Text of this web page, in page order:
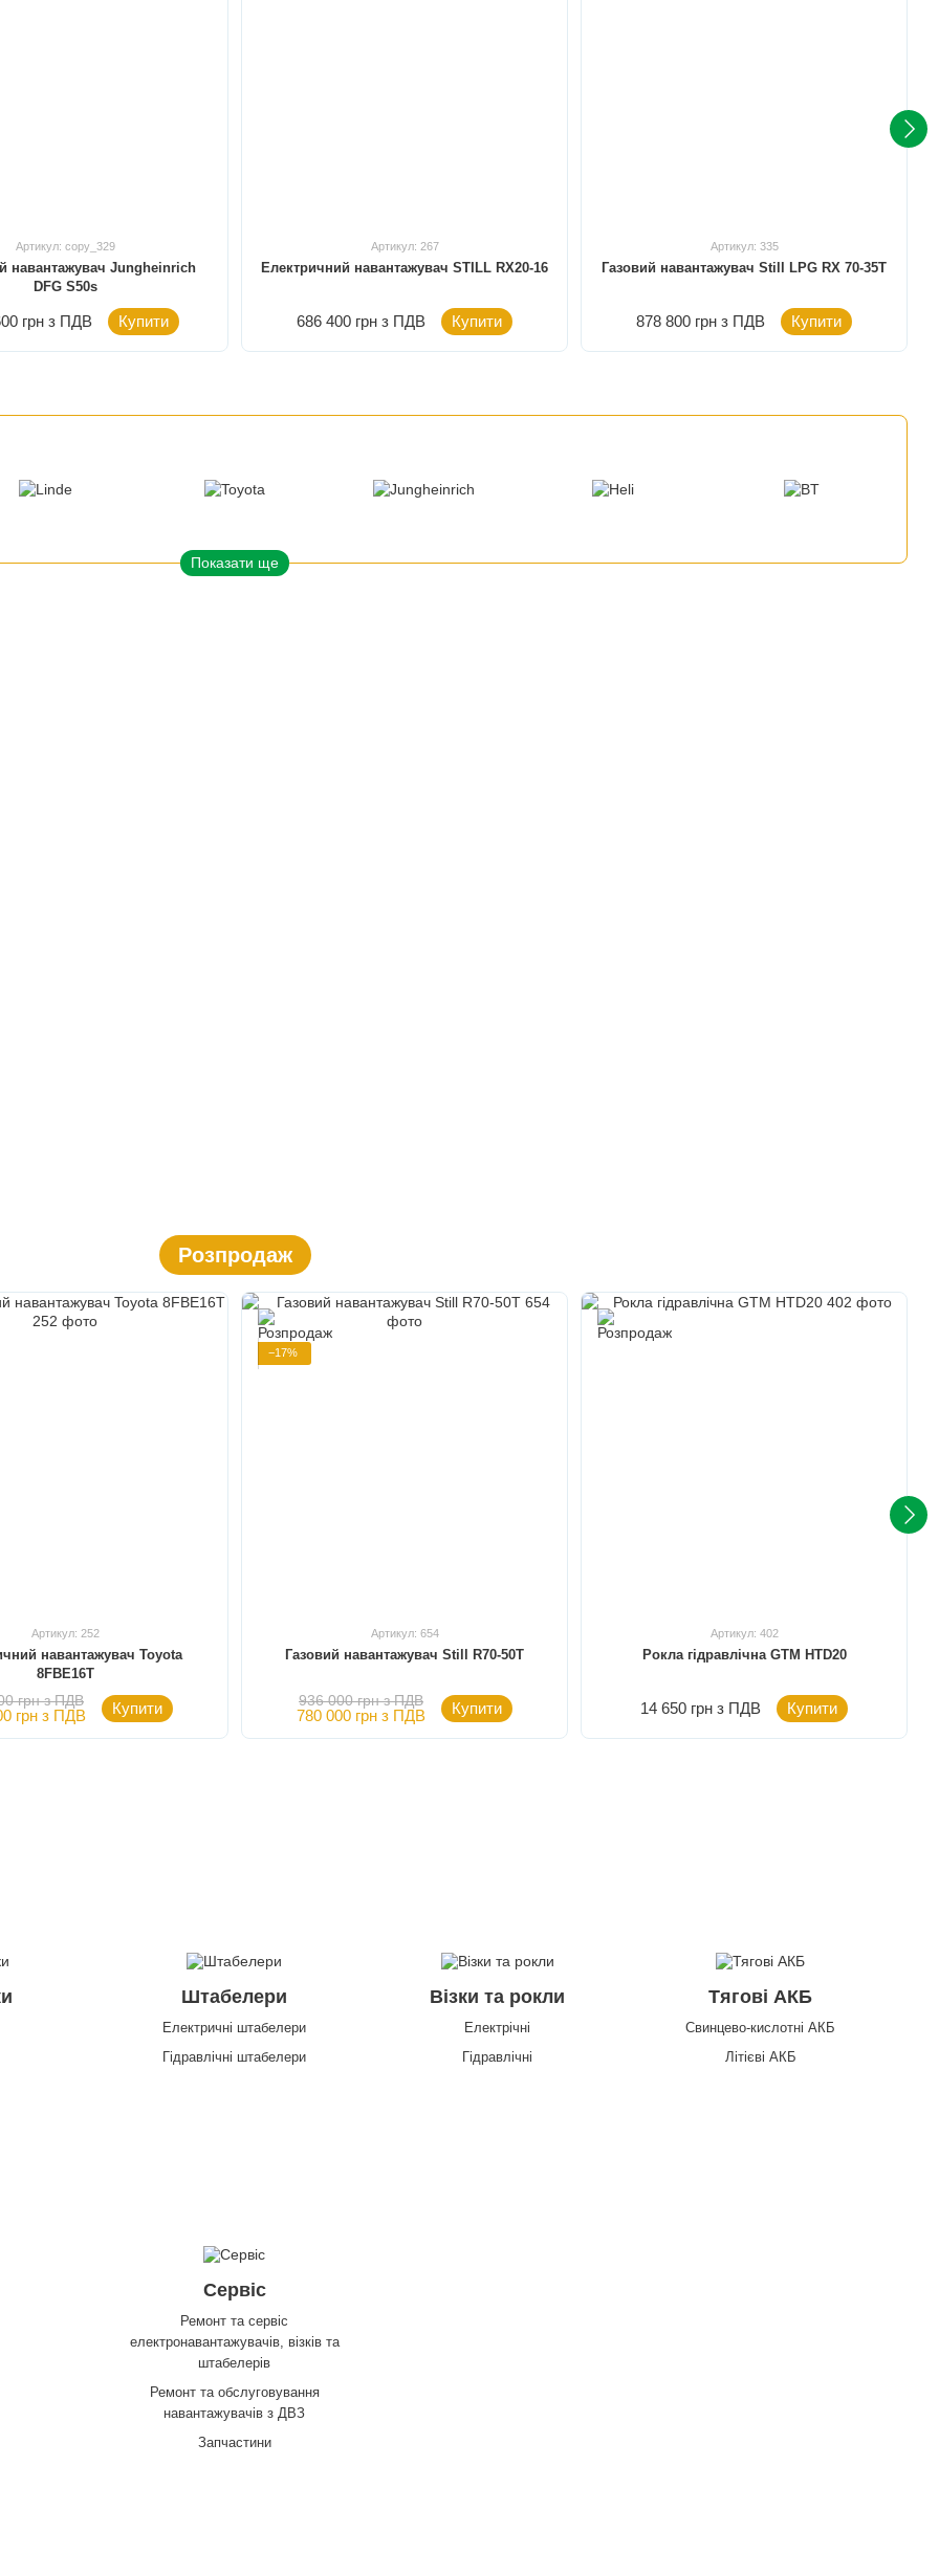
Артикул: copy_329
навантажувач Jungheinrich
DFG S50s
грн з ПДВ Купити
Артикул: 267
Електричний навантажувач STILL RX20-16
686 400 грн з ПДВ Купити
Артикул: 335
Газовий навантажувач Still LPG RX 70-35T
878 800 грн з ПДВ Купити
Показати ще
Розпродаж
Артикул: 252
навантажувач Toyota
8FBE16Т
грн з ПДВ
грн з ПДВ Купити
−17%
Артикул: 654
Газовий навантажувач Still R70-50T
936 000 грн з ПДВ
780 000 грн з ПДВ Купити
Артикул: 402
Рокла гідравлічна GTM HTD20
14 650 грн з ПДВ Купити
Штабелери
Електричні штабелери
Гідравлічні штабелери
Візки та рокли
Електрічні
Гідравлічні
Тягові АКБ
Свинцево-кислотні АКБ
Літієві АКБ
Сервіс
Ремонт та сервіс
електронавантажувачів, візків та
штабелерів
Ремонт та обслуговування
навантажувачів з ДВЗ
Запчастини